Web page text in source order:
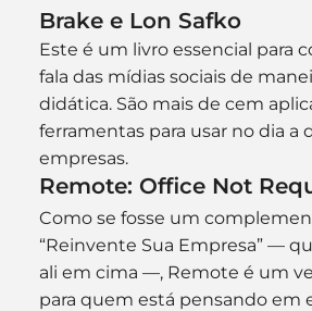
Brake e Lon Safko
Este é um livro essencial para
fala das mídias sociais de
didática. São mais de cem
ferramentas para usar no dia a
empresas.
Remote: Office Not
Como se fosse um
“Reinvente Sua Empresa” —
ali em cima —, Remote é um
para quem está pensando em